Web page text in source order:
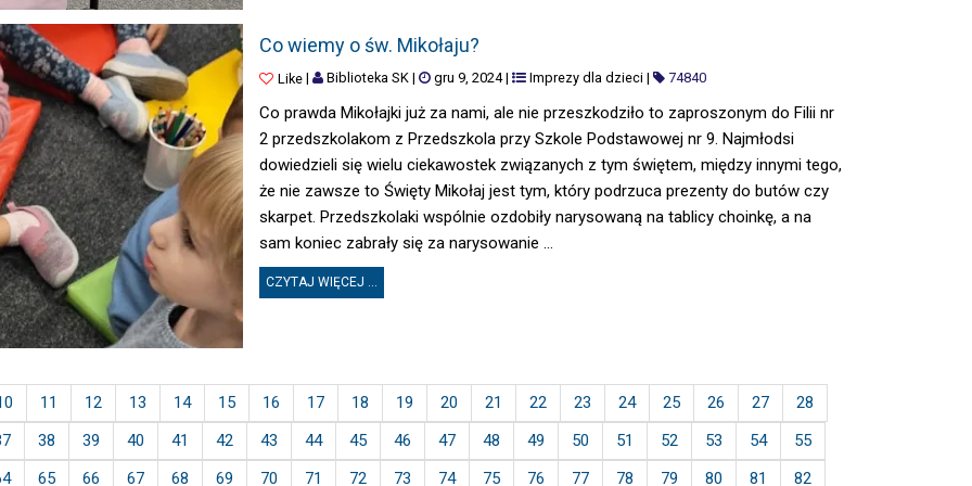
Co wiemy o św. Mikołaju?
Like| Biblioteka SK| gru 9, 2024| Imprezy dla dzieci| 74840
Co prawda Mikołajki już za nami, ale nie przeszkodziło to zaproszonym do Filii nr
2 przedszkolakom z Przedszkola przy Szkole Podstawowej nr 9. Najmłodsi
dowiedzieli się wielu ciekawostek związanych z tym świętem, między innymi tego,
że nie zawsze to Święty Mikołaj jest tym, który podrzuca prezenty do butów czy
skarpet. Przedszkolaki wspólnie ozdobiły narysowaną na tablicy choinkę, a na
sam koniec zabrały się za narysowanie ...
CZYTAJ WIĘCEJ ...
11 12 13 14 15 16 17 18 19 20 21 22 23 24 25 26 27
28
38 39 40 41 42 43 44 45 46 47 48 49 50 51 52 53 54
55
65 66 67 68 69 70 71 72 73 74 75 76 77 78 79 80 81 82